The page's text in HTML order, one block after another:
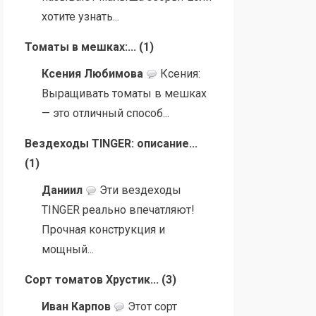
хотите узнать...
Томаты в мешках:... (1)
Ксения Любимова
Ксения:
Выращивать томаты в мешках
— это отличный способ...
Вездеходы TINGER: описание...
(1)
Даниил
Эти вездеходы
TINGER реально впечатляют!
Прочная конструкция и
мощный...
Сорт томатов Хрустик... (3)
Иван Карпов
Этот сорт